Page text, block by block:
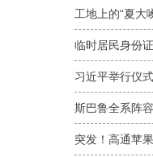
工地上的“夏大
临时居民身份
习近平举行仪
斯巴鲁全系阵
突发！高通苹